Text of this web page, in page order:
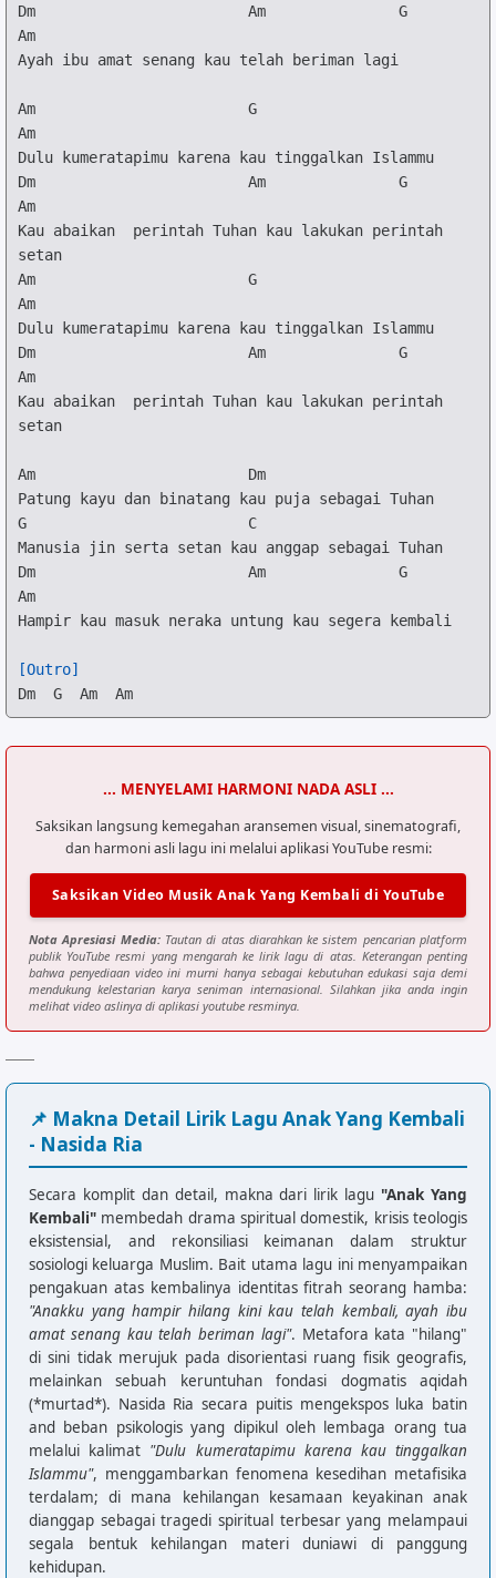
Dm
Am
G
Am
Ayah ibu amat senang kau telah beriman lagi
Am
G
Am
Dm
Am
G
Am
Kau abaikan  perintah Tuhan kau lakukan perintah
Am
G
Am
Dm
Am
G
Am
Kau abaikan  perintah Tuhan kau lakukan perintah
setan
Am
Dm
G
C
Dm
Am
G
Am
Hampir kau masuk neraka untung kau segera kembali
[Outro]
Dm
G Am Am
... MENYELAMI HARMONI NADA ASLI ...
Saksikan langsung kemegahan aransemen visual, sinematografi,
dan harmoni asli lagu ini melalui aplikasi YouTube resmi:
Saksikan Video Musik Anak Yang Kembali di YouTube
Nota Apresiasi Media:Tautan di atas diarahkan ke sistem pencarian platform
publik YouTube resmi yang mengarah ke lirik lagu di atas. Keterangan penting
bahwa penyediaan video ini murni hanya sebagai kebutuhan edukasi saja demi
mendukung kelestarian karya seniman internasional. Silahkan jika anda ingin
melihat video aslinya di aplikasi youtube resminya.
📌 Makna Detail Lirik Lagu Anak Yang Kembali
- Nasida Ria
Secara komplit dan detail, makna dari lirik lagu "Anak Yang
Kembali" membedah drama spiritual domestik, krisis teologis
eksistensial, and rekonsiliasi keimanan dalam struktur
sosiologi keluarga Muslim. Bait utama lagu ini menyampaikan
pengakuan atas kembalinya identitas fitrah seorang hamba:
"Anakku yang hampir hilang kini kau telah kembali, ayah ibu
amat senang kau telah beriman lagi". Metafora kata "hilang"
di sini tidak merujuk pada disorientasi ruang fisik geografis,
melainkan sebuah keruntuhan fondasi dogmatis aqidah
(*murtad*). Nasida Ria secara puitis mengekspos luka batin
and beban psikologis yang dipikul oleh lembaga orang tua
melalui kalimat "Dulu kumeratapimu karena kau tinggalkan
Islammu", menggambarkan fenomena kesedihan metafisika
terdalam; di mana kehilangan kesamaan keyakinan anak
dianggap sebagai tragedi spiritual terbesar yang melampaui
segala bentuk kehilangan materi duniawi di panggung
kehidupan.